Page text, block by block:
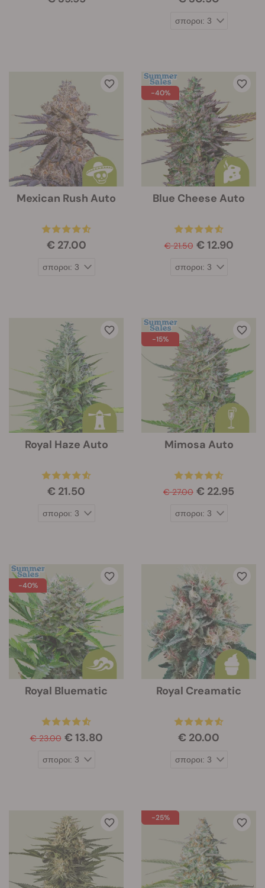
Mexican Rush Auto
€ 27.00
-40%
Blue Cheese Auto
€ 21.50 € 12.90
Royal Haze Auto
€ 21.50
-15%
Mimosa Auto
€ 27.00 € 22.95
-40%
Royal Bluematic
€ 23.00 € 13.80
Royal Creamatic
€ 20.00
-25%